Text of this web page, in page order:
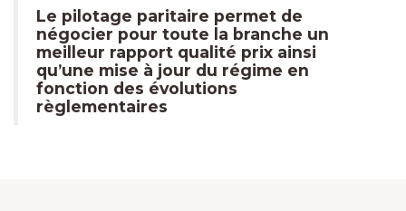
Le pilotage paritaire permet de
négocier pour toute la branche un
meilleur rapport qualité prix ainsi
qu’une mise à jour du régime en
fonction des évolutions
règlementaires